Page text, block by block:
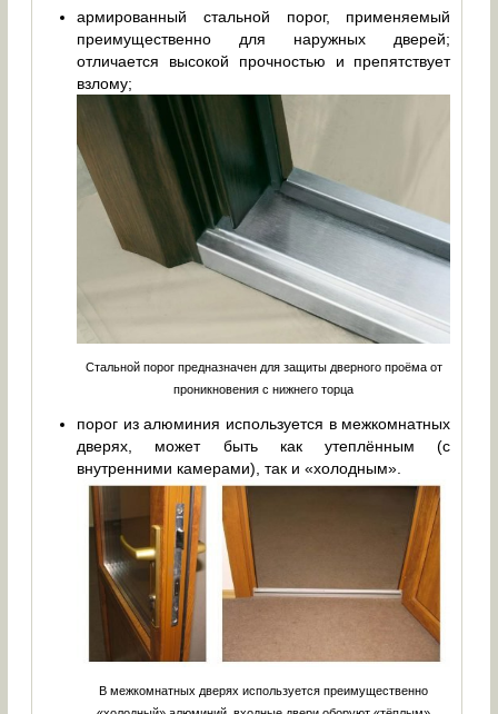
армированный стальной порог, применяемый
преимущественно для наружных дверей;
отличается высокой прочностью и препятствует
взлому;
Стальной порог предназначен для защиты дверного проёма от
проникновения с нижнего торца
порог из алюминия используется в межкомнатных
дверях, может быть как утеплённым (с
внутренними камерами), так и «холодным».
В межкомнатных дверях используется преимущественно